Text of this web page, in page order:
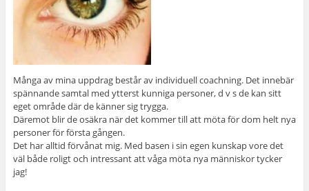
Många av mina uppdrag består av individuell coachning. Det innebär
spännande samtal med ytterst kunniga personer, d v s de kan sitt
eget område där de känner sig trygga.
Däremot blir de osäkra när det kommer till att möta för dom helt nya
personer för första gången.
Det har alltid förvånat mig. Med basen i sin egen kunskap vore det
väl både roligt och intressant att våga möta nya människor tycker
jag!